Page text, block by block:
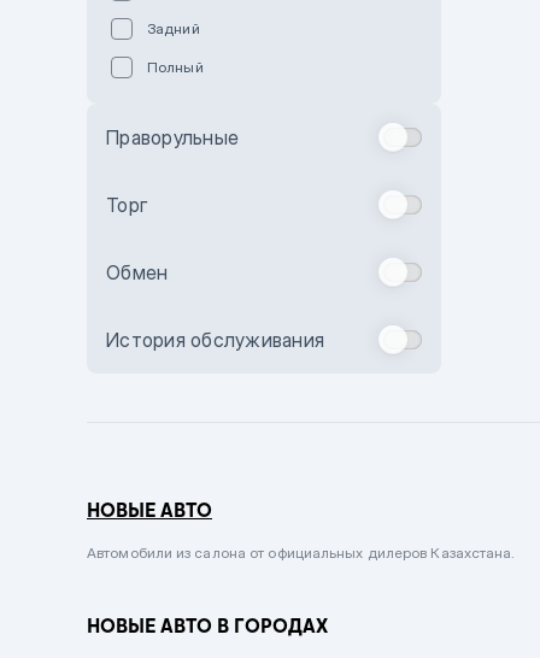
Бежевый
Комбинированный
Сиреневый металлик
Вишневый
Задний
Полный
Праворульные
Торг
Обмен
История обслуживания
НОВЫЕ АВТО
Автомобили из салона от официальных дилеров Казахстана.
НОВЫЕ АВТО В ГОРОДАХ